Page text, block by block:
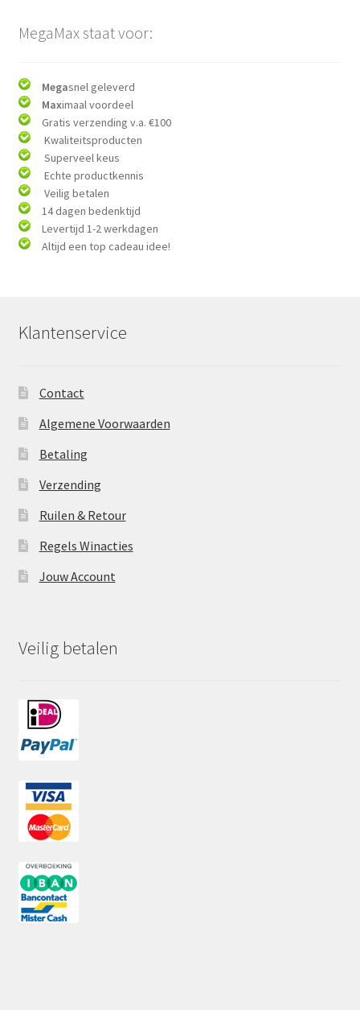
MegaMax staat voor:
Megasnel geleverd
Maximaal voordeel
Gratis verzending v.a. €100
Kwaliteitsproducten
Superveel keus
Echte productkennis
Veilig betalen
14 dagen bedenktijd
Levertijd 1-2 werkdagen
Altijd een top cadeau idee!
Klantenservice
Contact
Algemene Voorwaarden
Betaling
Verzending
Ruilen & Retour
Regels Winacties
Jouw Account
Veilig betalen